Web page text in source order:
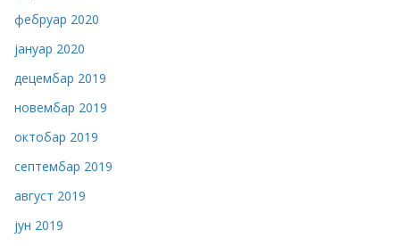
фебруар 2020
јануар 2020
децембар 2019
новембар 2019
октобар 2019
септембар 2019
август 2019
јун 2019